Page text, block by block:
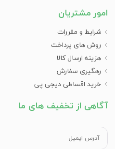
امور مشتریان
شرایط و مقررات
روش های پرداخت
هزینه ارسال کالا
رهگیری سفارش
خرید اقساطی دیجی پی
آگاهی از تخفیف های ما